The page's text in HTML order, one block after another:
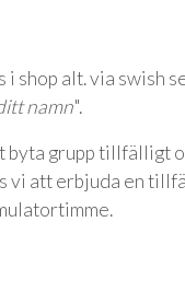
i shop alt. via swish
namn".
byta grupp tillfälligt
vi att erbjuda en